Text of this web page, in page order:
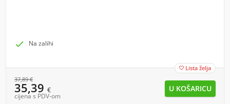
 Na zalihi
 Lista želja
37,89€
35,39 €
cijena s PDV-om